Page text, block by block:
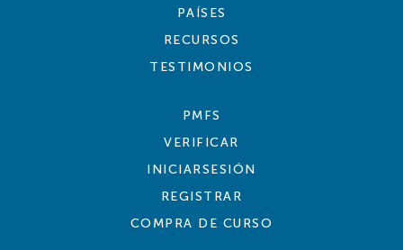
PAÍSES
RECURSOS
TESTIMONIOS
PMFS
VERIFICAR
INICIARSESIÓN
REGISTRAR
COMPRA DE CURSO